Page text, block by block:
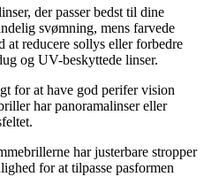
der passer bedst til dine
svømning, mens farvede
at reducere sollys eller forbedre
og UV-beskyttede linser.
for at have god perifer vision
har panoramalinser eller
har justerbare stropper
for at tilpasse pasformen